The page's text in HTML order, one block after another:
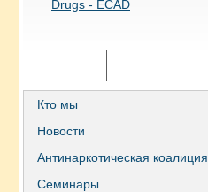
Кто мы
Новости
Антинаркотическая коалиция
Семинары